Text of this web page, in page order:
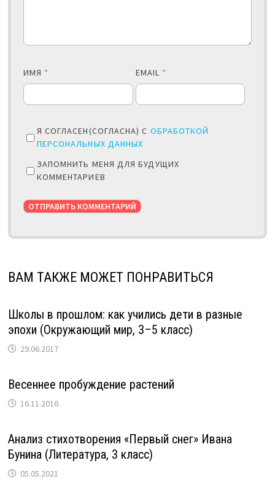
ИМЯ * EMAIL *
Я СОГЛАСЕН(СОГЛАСНА) С ОБРАБОТКОЙ
ПЕРСОНАЛЬНЫХ ДАННЫХ
ЗАПОМНИТЬ МЕНЯ ДЛЯ БУДУЩИХ
КОММЕНТАРИЕВ
ВАМ ТАКЖЕ МОЖЕТ ПОНРАВИТЬСЯ
Школы в прошлом: как учились дети в разные
эпохи (Окружающий мир, 3–5 класс)
29.06.2017
Весеннее пробуждение растений
16.11.2016
Анализ стихотворения «Первый снег» Ивана
Бунина (Литература, 3 класс)
05.05.2021